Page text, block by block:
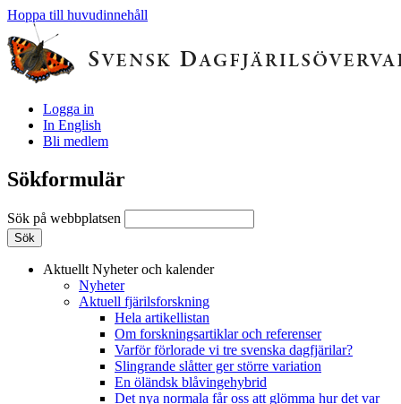
Hoppa till huvudinnehåll
Logga in
In English
Bli medlem
Sökformulär
Sök på webbplatsen
Aktuellt Nyheter och kalender
Nyheter
Aktuell fjärilsforskning
Hela artikellistan
Om forskningsartiklar och referenser
Varför förlorade vi tre svenska dagfjärilar?
Slingrande slåtter ger större variation
En öländsk blåvingehybrid
Det nya normala får oss att glömma hur det var